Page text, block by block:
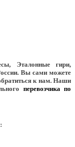
Эталонные гири,
Вы сами можете
к нам. Наши
перевозчика по